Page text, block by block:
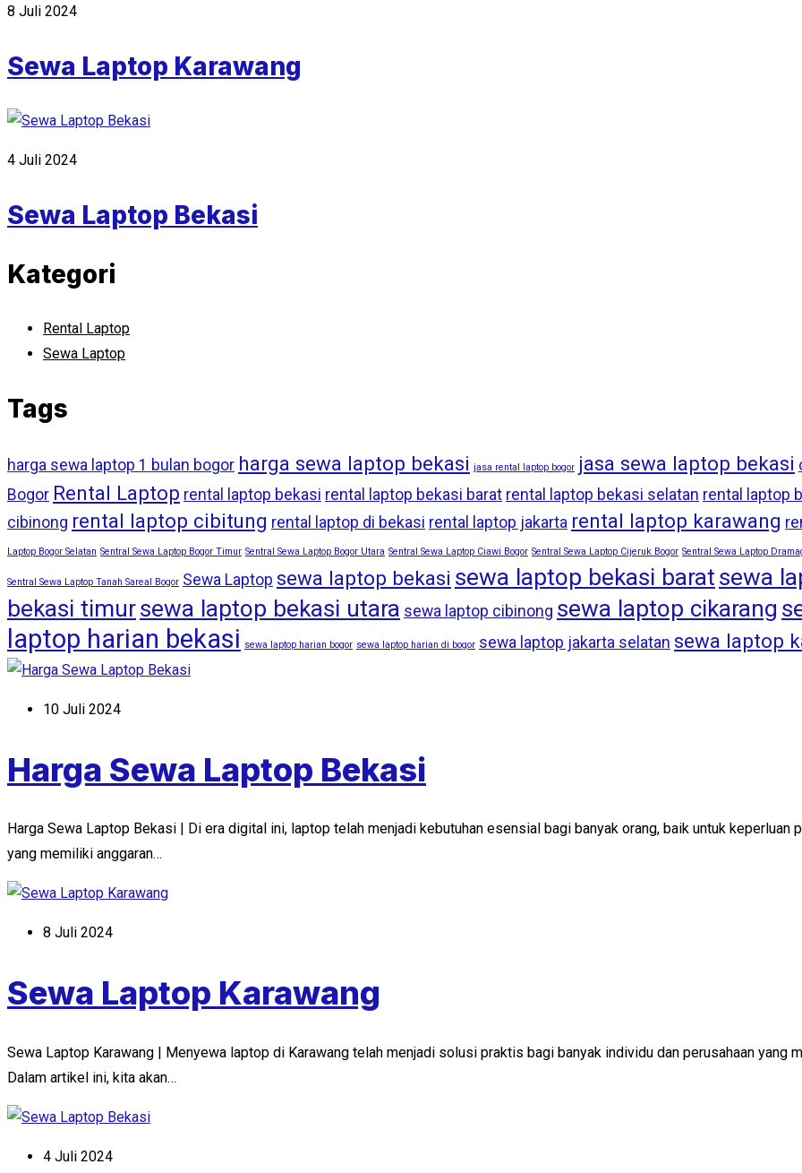
8 Juli 2024
Sewa Laptop Karawang
4 Juli 2024
Sewa Laptop Bekasi
Kategori
Rental Laptop
Sewa Laptop
Tags
harga sewa laptop 1 bulan bogor harga sewa laptop bekasi jasa rental laptop bogor jasa sewa laptop bekasi
Bogor Rental Laptop rental laptop bekasi rental laptop bekasi barat rental laptop bekasi selatan rental laptop
cibinong rental laptop cibitung rental laptop di bekasi rental laptop jakarta rental laptop karawang
Laptop Bogor Selatan Sentral Sewa Laptop Bogor Timur Sentral Sewa Laptop Bogor Utara Sentral Sewa Laptop Ciawi Bogor Sentral Sewa Laptop Cijeruk Bogor Sentral Sewa Laptop
Sentral Sewa Laptop Tanah Sareal Bogor Sewa Laptop sewa laptop bekasi sewa laptop bekasi barat sewa
bekasi timursewa laptop bekasi utara sewa laptop cibinong sewa laptop cikarang
laptop harian bekasi sewa laptop harian bogor sewa laptop harian di bogor sewa laptop jakarta selatan sewa laptop
10 Juli 2024
Harga Sewa Laptop Bekasi
Harga Sewa Laptop Bekasi | Di era digital ini, laptop telah menjadi kebutuhan esensial bagi banyak orang, baik untuk keperluan
yang memiliki anggaran…
8 Juli 2024
Sewa Laptop Karawang
Sewa Laptop Karawang | Menyewa laptop di Karawang telah menjadi solusi praktis bagi banyak individu dan perusahaan yang
Dalam artikel ini, kita akan…
4 Juli 2024